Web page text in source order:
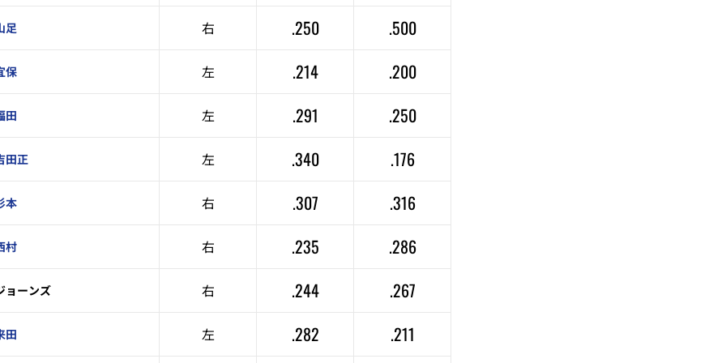
足 右 .250 .500
保 左 .214 .200
田 左 .291 .250
田正 左 .340 .176
本 右 .307 .316
村 右 .235 .286
ョーンズ 右 .244 .267
田 左 .282 .211